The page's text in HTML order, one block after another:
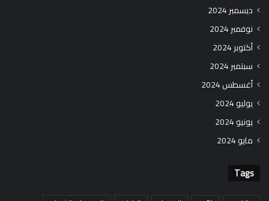
ديسمبر 2024
نوفمبر 2024
أكتوبر 2024
سبتمبر 2024
أغسطس 2024
يوليو 2024
يونيو 2024
مايو 2024
Tags